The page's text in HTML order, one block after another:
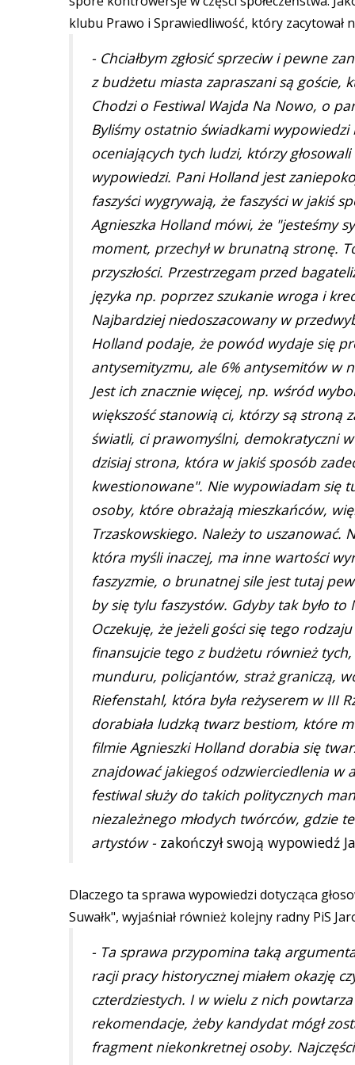
klubu Prawo i Sprawiedliwość, który
- Chciałbym zgłosić sprzeciw i pewne
z budżetu miasta zapraszani są goście,
Chodzi o Festiwal Wajda Na Nowo, o
Byliśmy ostatnio świadkami
oceniających tych ludzi, którzy
wypowiedzi. Pani Holland jest
faszyści wygrywają, że faszyści w jakiś
Agnieszka Holland mówi, że "jesteśmy
moment, przechył w brunatną stronę.
przyszłości. Przestrzegam przed
języka np. poprzez szukanie wroga i
Najbardziej niedoszacowany w
Holland podaje, że powód wydaje się
antysemityzmu, ale 6% antysemitów w
Jest ich znacznie więcej, np. wśród
większość stanowią ci, którzy są stroną
światli, ci prawomyślni, demokratyczni
dzisiaj strona, która w jakiś sposób
kwestionowane". Nie wypowiadam się
osoby, które obrażają mieszkańców,
Trzaskowskiego. Należy to uszanować.
która myśli inaczej, ma inne wartości
faszyzmie, o brunatnej sile jest tutaj
by się tylu faszystów. Gdyby tak było
Oczekuję, że jeżeli gości się tego
finansujcie tego z budżetu również
munduru, policjantów, straż graniczą,
Riefenstahl, która była reżyserem w III
dorabiała ludzką twarz bestiom, które
filmie Agnieszki Holland dorabia się
znajdować jakiegoś odzwierciedlenia w
festiwal służy do takich politycznych
niezależnego młodych twórców, gdzie
artystów - zakończył swoją wypowiedź
Dlaczego ta sprawa wypowiedzi dotycząca
Suwałk", wyjaśniał również kolejny radny PiS
- Ta sprawa przypomina taką
racji pracy historycznej miałem okazję
czterdziestych. I w wielu z nich
rekomendacje, żeby kandydat mógł
fragment niekonkretnej osoby.